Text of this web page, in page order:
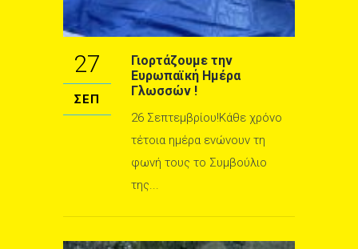
27
ΣΕΠ
Γιορτάζουμε την
Ευρωπαϊκή Ημέρα
Γλωσσών !
26 Σεπτεμβρίου!Κάθε χρόνο
τέτοια ημέρα ενώνουν τη
φωνή τους το Συμβούλιο
της...